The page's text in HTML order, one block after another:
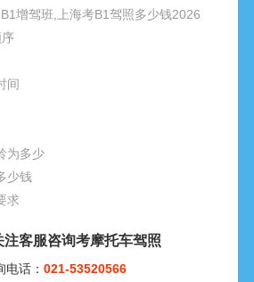
增驾班,上海考B1驾照多少钱2026
间
为多少
少钱
求
注客服咨询考摩托车驾照
电话：021-53520566